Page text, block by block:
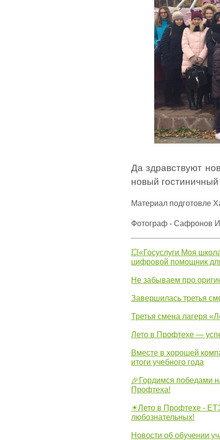
Да здравствуют
новый
Материал подготовле
Фотограф - Сафронов
💥«Госуслуги Моя
цифровой помощник
Не забываем про
Завершилась третья
Третья смена лагеря
Лето в Профтехе —
Вместе в хорошей
итоги учебного года
🎉Гордимся победами
Профтеха!
☀Лето в Профтехе -
любознательных!
Новости об обучении